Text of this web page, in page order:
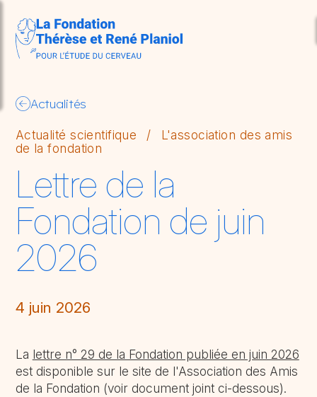
Aller au contenu principal
Actualités
Actualité scientifique /
L'association des amis
de la fondation
Lettre de la
Fondation de juin
2026
4 juin 2026
La lettre n° 29 de la Fondation publiée en juin 2026
est disponible sur le site de l'Association des Amis
de la Fondation (voir document joint ci-dessous).